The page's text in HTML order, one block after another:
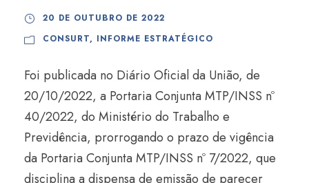
20 DE OUTUBRO DE 2022
CONSURT, INFORME ESTRATÉGICO
Foi publicada no Diário Oficial da União, de
20/10/2022, a Portaria Conjunta MTP/INSS nº
40/2022, do Ministério do Trabalho e
Previdência, prorrogando o prazo de vigência
da Portaria Conjunta MTP/INSS nº 7/2022, que
disciplina a dispensa de emissão de parecer